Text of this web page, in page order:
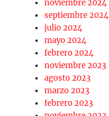
noviembre 2024
septiembre 2024
julio 2024
mayo 2024
febrero 2024
noviembre 2023
agosto 2023
marzo 2023
febrero 2023